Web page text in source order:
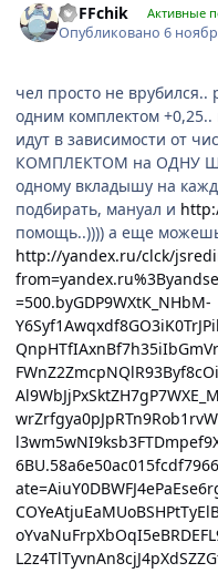
VoFFchik Активные
Опубликовано6
чел просто не врубился..
одним комплектом
идут в зависимости от
КОМПЛЕКТОМ на ОДНУ
одному вкладышу на
подбирать, мануал и
помощь..)))) а еще
http://yandex.ru/clck/
=500.byGDP9WXtK_NHbM-